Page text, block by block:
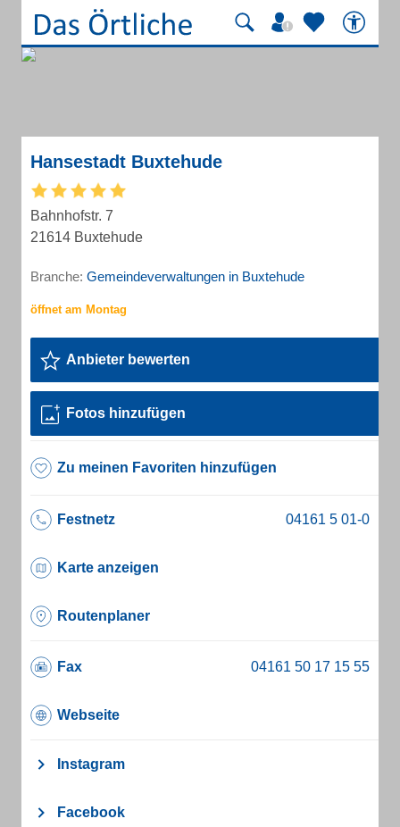
Hansestadt Buxtehude
Bahnhofstr. 7
21614 Buxtehude
Branche: Gemeindeverwaltungen in Buxtehude
Anbieter bewerten
Fotos hinzufügen
Zu meinen Favoriten hinzufügen
Festnetz
Karte anzeigen
Routenplaner
Fax
Webseite
Instagram
Facebook